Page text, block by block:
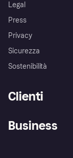
Legal
Press
Privacy
Sicurezza
Sostenibilità
Clienti
Assistenza
Business